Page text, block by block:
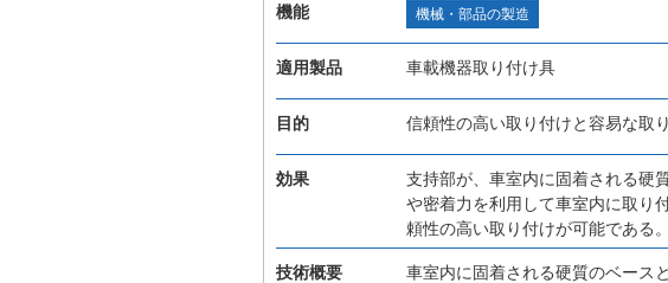
機能 機械・部品の製造
適用製品 車載機器取り付け具
目的 信頼性の高い取り付けと容易な取
効果
支持部が、車室内に固着される硬
や密着力を利用して車室内に取り
頼性の高い取り付けが可能である。
技術概要
車室内に固着される硬質のベース